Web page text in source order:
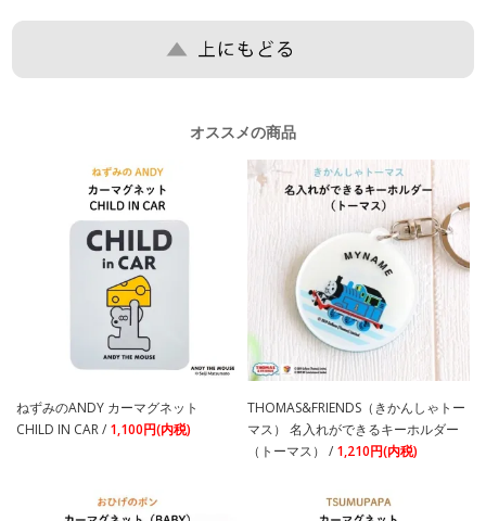
オススメの商品
ねずみのANDY カーマグネット
CHILD IN CAR / 1,100円(内税)
THOMAS&FRIENDS（きかんしゃトー
マス） 名入れができるキーホルダー
（トーマス） / 1,210円(内税)